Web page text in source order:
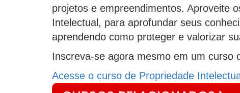
projetos e empreendimentos. Aproveite
Intelectual, para aprofundar seus
aprendendo como proteger e valorizar
Inscreva-se agora mesmo em um curso
Acesse o curso de Propriedade